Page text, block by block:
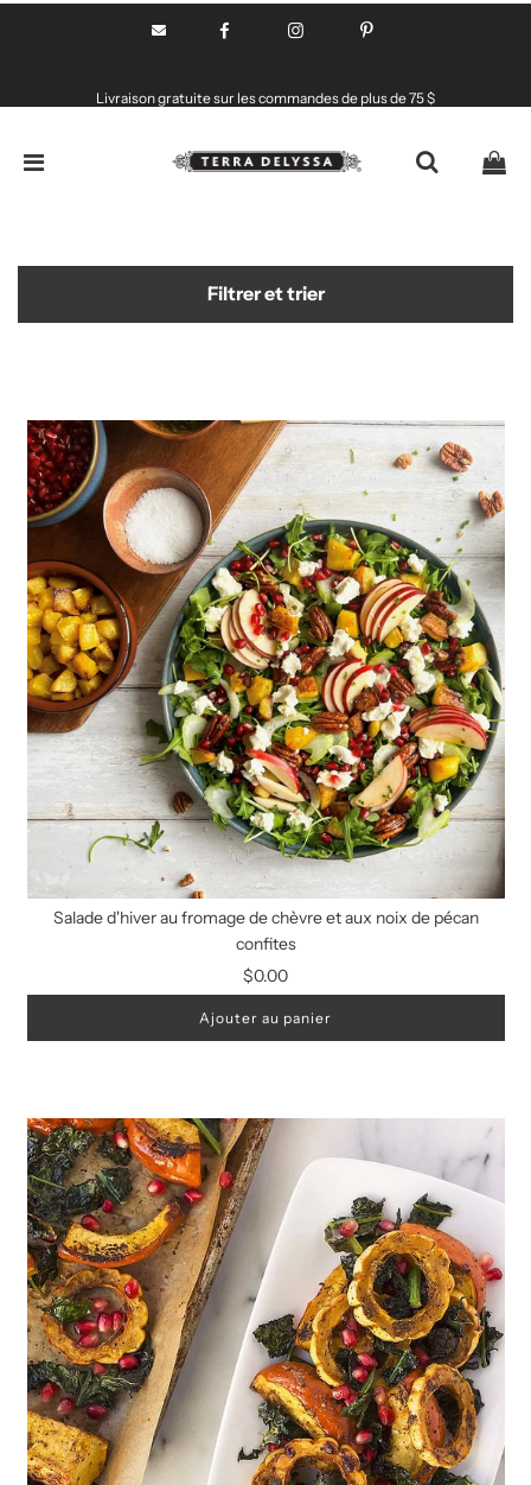
Livraison gratuite sur les commandes de plus de 75 $
Filtrer et trier
Salade d'hiver au fromage de chèvre et aux noix de pécan
confites
$0.00
Ajouter au panier